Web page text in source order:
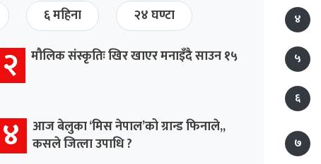
६ महिना २४ घण्टा
२ मौलिक संस्कृतिः खिर खाएर मनाइँदै साउन १५
४
आज बेलुका ‘मिस नेपाल’को ग्रान्ड फिनाले,,
कसले जित्ला उपाधि ?
४
५
६
७